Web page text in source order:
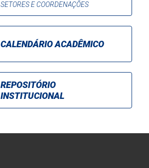
SETORES E COORDENAÇÕES
CALENDÁRIO ACADÊMICO
REPOSITÓRIO
INSTITUCIONAL